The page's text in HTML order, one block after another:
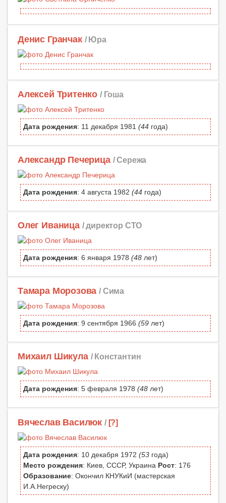
Денис Гранчак / Юра
Алексей Тритенко / Гоша
Дата рождения: 11 декабря 1981 (44 года)
Александр Печерица / Сережа
Дата рождения: 4 августа 1982 (44 года)
Олег Иваница / директор СТО
Дата рождения: 6 января 1978 (48 лет)
Тамара Морозова / Сима
Дата рождения: 9 сентября 1966 (59 лет)
Михаил Шикула / Константин
Дата рождения: 5 февраля 1978 (48 лет)
Вячеслав Василюк / [?]
Дата рождения: 10 декабря 1972 (53 года)
Место рождения: Киев, СССР, Украина Рост: 176
Образование: Окончил КНУКиИ (мастерская
И.А.Негреску)